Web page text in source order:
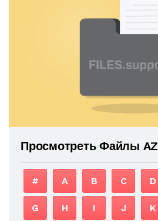
Просмотреть Файлы AZ
# A B C D
G H I J K